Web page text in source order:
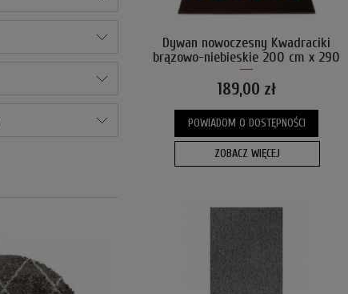
Dywan nowoczesny Kwadraciki
brązowo-niebieskie 200 cm x 290
cm
189,00 zł
POWIADOM O DOSTĘPNOŚCI
ZOBACZ WIĘCEJ